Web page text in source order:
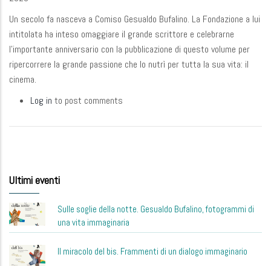
Un secolo fa nasceva a Comiso Gesualdo Bufalino. La Fondazione a lui
intitolata ha inteso omaggiare il grande scrittore e celebrarne
l'importante anniversario con la pubblicazione di questo volume per
ripercorrere la grande passione che lo nutrì per tutta la sua vita: il
cinema.
Log in to post comments
Ultimi eventi
Sulle soglie della notte. Gesualdo Bufalino, fotogrammi di
una vita immaginaria
Il miracolo del bis. Frammenti di un dialogo immaginario